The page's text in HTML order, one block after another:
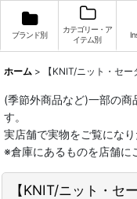
ブランド別
カテゴリー・ア
イテム別
ホーム > 【KNIT/ニット・セー
(季節外商品など)一部の商
す。
実店舗で実物をご覧にな
※倉庫にあるものを店舗に
【KNIT/ニット・セ